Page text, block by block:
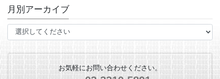
月別アーカイブ
お気軽にお問い合わせください。